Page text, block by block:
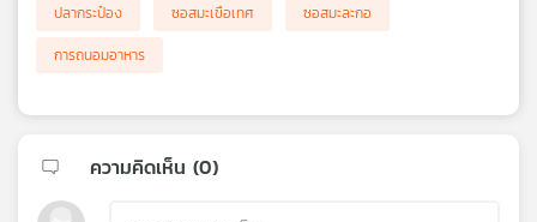
ปลากระป๋อง
ซอสมะเขือเทศ
ซอสมะละกอ
การถนอมอาหาร
ความคิดเห็น (0)